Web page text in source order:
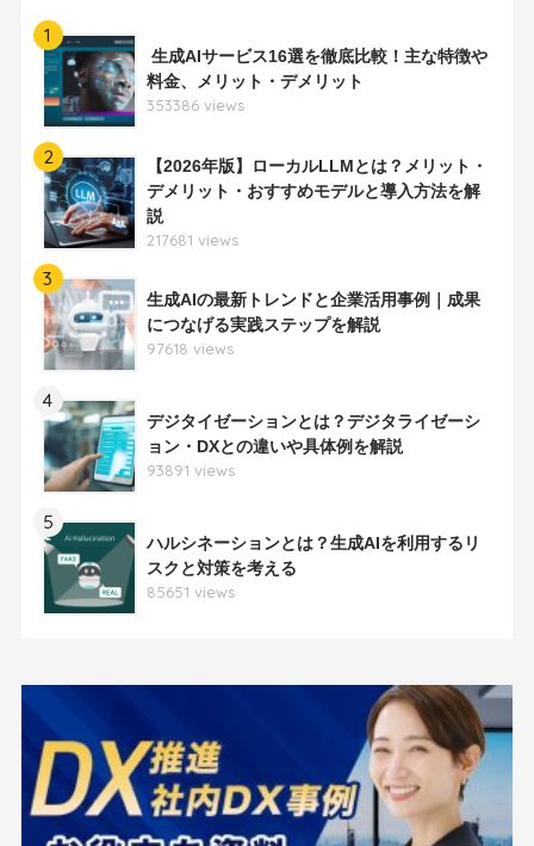
1
生成AIサービス16選を徹底比較！主な特徴や
料金、メリット・デメリット
353386 views
2
【2026年版】ローカルLLMとは？メリット・
デメリット・おすすめモデルと導入方法を解
説
217681 views
3
生成AIの最新トレンドと企業活用事例｜成果
につなげる実践ステップを解説
97618 views
4
デジタイゼーションとは？デジタライゼーシ
ョン・DXとの違いや具体例を解説
93891 views
5
ハルシネーションとは？生成AIを利用するリ
スクと対策を考える
85651 views